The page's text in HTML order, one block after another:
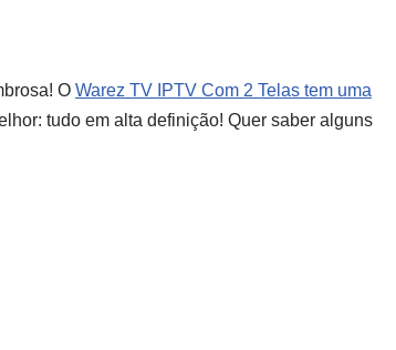
O Warez TV IPTV Com 2 Telas tem uma
tudo em alta definição! Quer saber alguns